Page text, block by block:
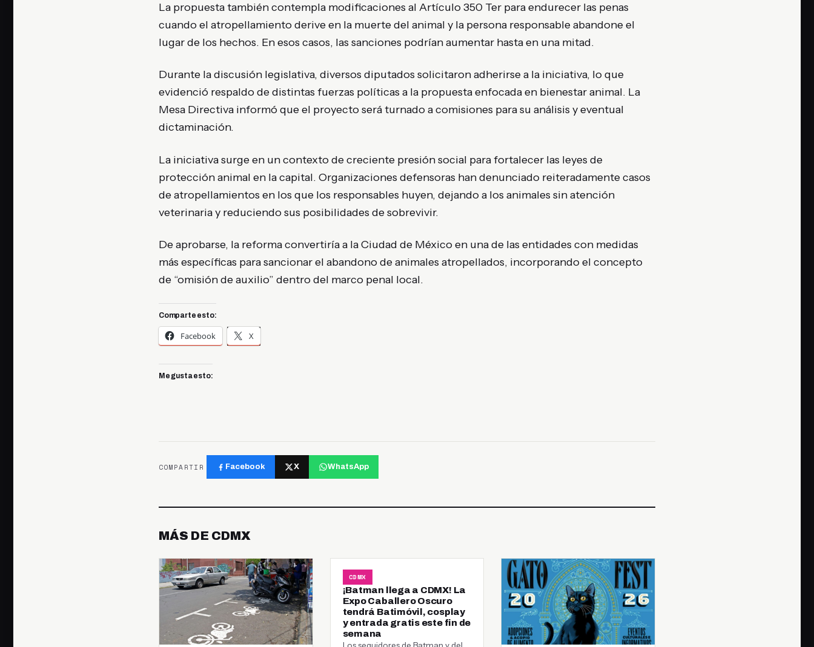
La propuesta también contempla modificaciones al Artículo 350 Ter para endurecer las penas
cuando el atropellamiento derive en la muerte del animal y la persona responsable abandone el
lugar de los hechos. En esos casos, las sanciones podrían aumentar hasta en una mitad.
Durante la discusión legislativa, diversos diputados solicitaron adherirse a la iniciativa, lo que
evidenció respaldo de distintas fuerzas políticas a la propuesta enfocada en bienestar animal. La
Mesa Directiva informó que el proyecto será turnado a comisiones para su análisis y eventual
dictaminación.
La iniciativa surge en un contexto de creciente presión social para fortalecer las leyes de
protección animal en la capital. Organizaciones defensoras han denunciado reiteradamente casos
de atropellamientos en los que los responsables huyen, dejando a los animales sin atención
veterinaria y reduciendo sus posibilidades de sobrevivir.
De aprobarse, la reforma convertiría a la Ciudad de México en una de las entidades con medidas
más específicas para sancionar el abandono de animales atropellados, incorporando el concepto
de “omisión de auxilio” dentro del marco penal local.
Comparte esto:
Facebook X
Me gusta esto:
COMPARTIR Facebook X WhatsApp
MÁS DE CDMX
CDMX
¡Batman llega a CDMX! La
Expo Caballero Oscuro
tendrá Batimóvil, cosplay
y entrada gratis este fin de
semana